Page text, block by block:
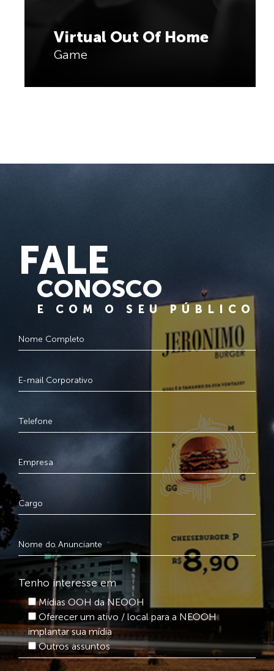
Virtual Out Of Home
Game
FALE
CONOSCO
E COM O SEU PÚBLICO
Tenho interesse em
Mídias OOH da NEOOH
Oferecer um ativo / local para a NEOOH
implantar sua mídia
Outros assuntos